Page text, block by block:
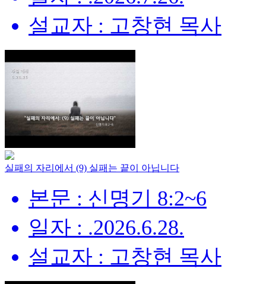
설교자 : 고창현 목사
실패의 자리에서 (9) 실패는 끝이 아닙니다
본문 : 신명기 8:2~6
일자 : .2026.6.28.
설교자 : 고창현 목사